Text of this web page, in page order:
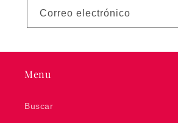
Correo electrónico
Menu
Buscar